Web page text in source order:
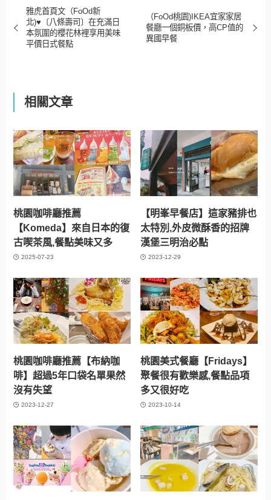
雅虎首頁文（FoOd新
北)♥〔八條壽司〕在充滿日
本氛圍的櫻花林裡享用美味
平價日式餐點
（FoOd桃園)IKEA宜家家居
餐廳一個銅板價，高CP值的
異國早餐
相關文章
桃園咖啡廳推薦
【Komeda】來自日本的復
古喫茶風,餐點美味又多
2025-07-23
【明峯早餐店】這家豬排也
太特別,外皮微酥香的招牌
漢堡三明治必點
2023-12-29
桃園咖啡廳推薦【布納咖
啡】超過5年口袋名單果然
沒有失望
2023-12-27
桃園美式餐廳【Fridays】
聚餐很有歡樂感,餐點品項
多又很好吃
2023-10-14